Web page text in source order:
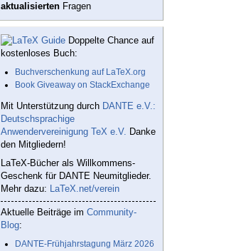
aktualisierten Fragen
Doppelte Chance auf
kostenloses Buch:
Buchverschenkung auf LaTeX.org
Book Giveaway on StackExchange
Mit Unterstützung durch DANTE e.V.:
Deutschsprachige
Anwendervereinigung TeX e.V. Danke
den Mitgliedern!
LaTeX-Bücher als Willkommens-
Geschenk für DANTE Neumitglieder.
Mehr dazu: LaTeX.net/verein
Aktuelle Beiträge im Community-
Blog:
DANTE-Frühjahrstagung März 2026